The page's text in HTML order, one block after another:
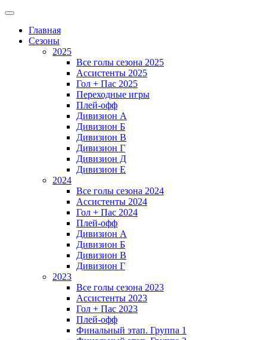
Главная
Сезоны
2025
Все голы сезона 2025
Ассистенты 2025
Гол + Пас 2025
Переходные игры
Плей-офф
Дивизион A
Дивизион Б
Дивизион В
Дивизион Г
Дивизион Д
Дивизион Е
2024
Все голы сезона 2024
Ассистенты 2024
Гол + Пас 2024
Плей-офф
Дивизион A
Дивизион Б
Дивизион В
Дивизион Г
2023
Все голы сезона 2023
Ассистенты 2023
Гол + Пас 2023
Плей-офф
Финальный этап. Группа 1